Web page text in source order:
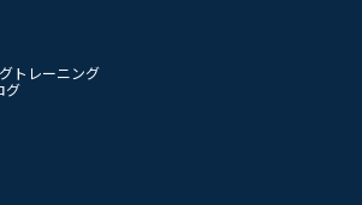
トレーニング
グ